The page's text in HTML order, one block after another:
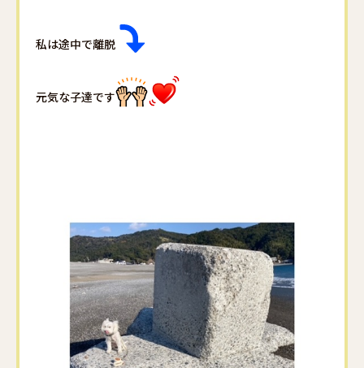
私は途中で離脱
元気な子達です